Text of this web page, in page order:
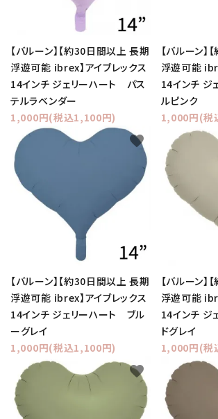
【バルーン】【約30日間以上 長期
浮遊可能 ibrex】アイブレックス
14インチ ジェリーハート パス
テルラベンダー
1,000円(税込1,100円)
【バルーン
浮遊可能
14インチ ジ
ルピンク
1,000円(税
【バルーン】【約30日間以上 長期
浮遊可能 ibrex】アイブレックス
14インチ ジェリーハート ブル
ーグレイ
1,000円(税込1,100円)
favorite
【バルーン
浮遊可能
14インチ ジ
ドグレイ
1,000円(税
favorite